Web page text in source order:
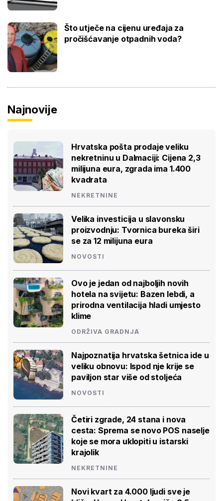
Što utječe na cijenu uređaja za
pročišćavanje otpadnih voda?
Najnovije
Hrvatska pošta prodaje veliku
nekretninu u Dalmaciji: Cijena 2,3
milijuna eura, zgrada ima 1.400
kvadrata
NEKRETNINE
Velika investicija u slavonsku
proizvodnju: Tvornica bureka širi
se za 12 milijuna eura
NOVOSTI
Ovo je jedan od najboljih novih
hotela na svijetu: Bazen lebdi, a
prirodna ventilacija hladi umjesto
klime
ODRŽIVA GRADNJA
Najpoznatija hrvatska šetnica ide u
veliku obnovu: Ispod nje krije se
paviljon star više od stoljeća
NOVOSTI
Četiri zgrade, 24 stana i nova
cesta: Sprema se novo POS naselje
koje se mora uklopiti u istarski
krajolik
NEKRETNINE
Novi kvart za 4.000 ljudi sve je